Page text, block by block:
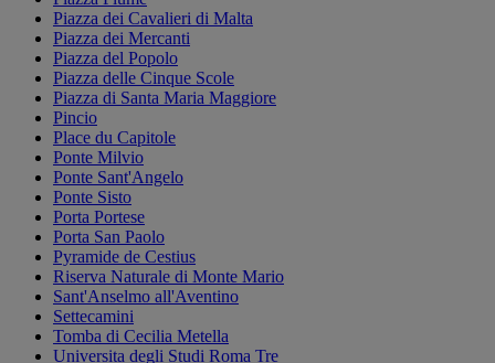
Piazza dei Cavalieri di Malta
Piazza dei Mercanti
Piazza del Popolo
Piazza delle Cinque Scole
Piazza di Santa Maria Maggiore
Pincio
Place du Capitole
Ponte Milvio
Ponte Sant'Angelo
Ponte Sisto
Porta Portese
Porta San Paolo
Pyramide de Cestius
Riserva Naturale di Monte Mario
Sant'Anselmo all'Aventino
Settecamini
Tomba di Cecilia Metella
Universita degli Studi Roma Tre